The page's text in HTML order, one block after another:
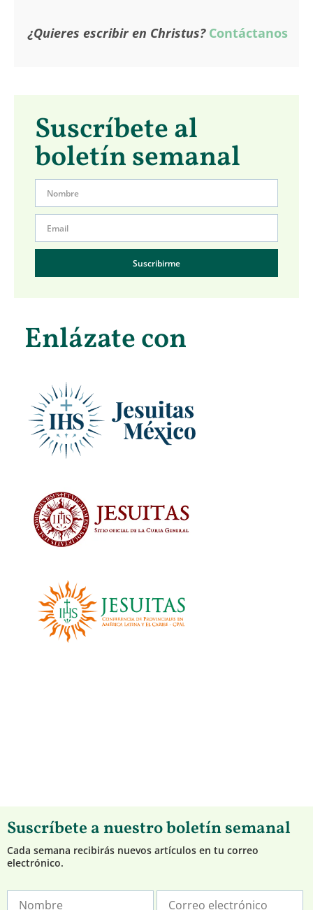
¿Quieres escribir en Christus? Contáctanos
Suscríbete al
boletín semanal
Suscribirme
Enlázate con
Suscríbete a nuestro boletín semanal
Cada semana recibirás nuevos artículos en tu correo
electrónico.